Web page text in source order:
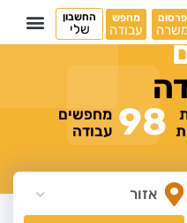
פרסום מחפש
עבודה
החשבון
שלי
98 מחפשים
עבודה